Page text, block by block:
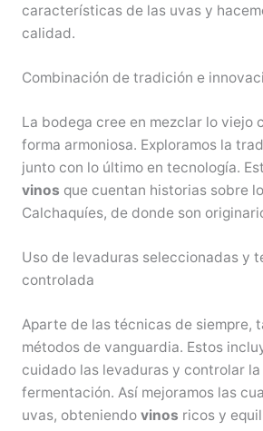
características de las uvas y
calidad.
Combinación de tradición e
La bodega cree en mezclar lo viejo
forma armoniosa. Exploramos la
junto con lo último en tecnología.
vinos que cuentan historias sobre
Calchaquíes, de donde son
Uso de levaduras seleccionadas y
controlada
Aparte de las técnicas de siempre,
métodos de vanguardia. Estos
cuidado las levaduras y controlar
fermentación. Así mejoramos las
uvas, obteniendo vinos ricos y